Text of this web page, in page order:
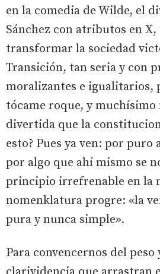
en la comedia de Wilde, el
Sánchez con atributos en
transformar la sociedad
Transición, tan seria y con
moralizantes e igualitarios,
tócame roque, y muchísimo
divertida que la
esto? Pues ya ven: por
por algo que ahí mismo se
principio irrefrenable en la
nomenklatura progre: «la
pura y nunca simple».
Para convencernos del peso